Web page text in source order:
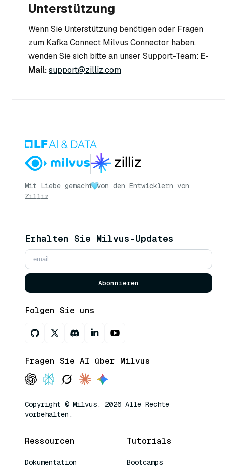
Unterstützung
Wenn Sie Unterstützung benötigen oder Fragen
zum Kafka Connect Milvus Connector haben,
wenden Sie sich bitte an unser Support-Team: E-
Mail:support@zilliz.com
Mit Liebe gemacht von den Entwicklern von
Zilliz
Erhalten Sie Milvus-Updates
Abonnieren
Folgen Sie uns
Fragen Sie AI über Milvus
Copyright © Milvus. 2026 Alle Rechte
vorbehalten.
Ressourcen
Dokumentation
Tutorials
Bootcamps